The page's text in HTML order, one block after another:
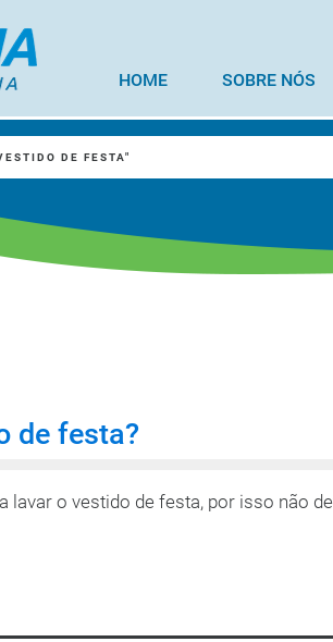
HOME SOBRE NÓS
DE FESTA"
de festa?
lavar o vestido de festa, por isso não